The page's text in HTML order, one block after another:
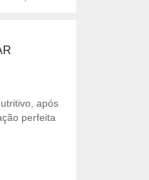
após
perfeita